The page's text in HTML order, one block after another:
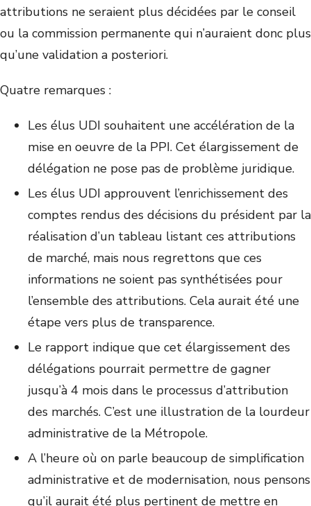
attributions ne seraient plus décidées par le conseil
ou la commission permanente qui n’auraient donc plus
qu’une validation a posteriori.
Quatre remarques :
Les élus UDI souhaitent une accélération de la
mise en oeuvre de la PPI. Cet élargissement de
délégation ne pose pas de problème juridique.
Les élus UDI approuvent l’enrichissement des
comptes rendus des décisions du président par la
réalisation d’un tableau listant ces attributions
de marché, mais nous regrettons que ces
informations ne soient pas synthétisées pour
l’ensemble des attributions. Cela aurait été une
étape vers plus de transparence.
Le rapport indique que cet élargissement des
délégations pourrait permettre de gagner
jusqu’à 4 mois dans le processus d’attribution
des marchés. C’est une illustration de la lourdeur
administrative de la Métropole.
A l’heure où on parle beaucoup de simplification
administrative et de modernisation, nous pensons
qu’il aurait été plus pertinent de mettre en